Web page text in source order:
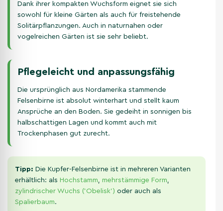
Dank ihrer kompakten Wuchsform eignet sie sich
sowohl für kleine Gärten als auch für freistehende
Solitärpflanzungen. Auch in naturnahen oder
vogelreichen Gärten ist sie sehr beliebt.
Pflegeleicht und anpassungsfähig
Die ursprünglich aus Nordamerika stammende
Felsenbirne ist absolut winterhart und stellt kaum
Ansprüche an den Boden. Sie gedeiht in sonnigen bis
halbschattigen Lagen und kommt auch mit
Trockenphasen gut zurecht.
Tipp: Die Kupfer-Felsenbirne ist in mehreren Varianten
erhältlich: als Hochstamm mehrstämmige Form
zylindrischer Wuchs ('Obelisk') oder auch als
Spalierbaum.